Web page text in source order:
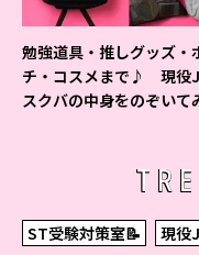
勉強道具・推しグッズ・
チ・コスメまで♪ 現役
スクバの中身をのぞいて
ST受験対策室📝
現役